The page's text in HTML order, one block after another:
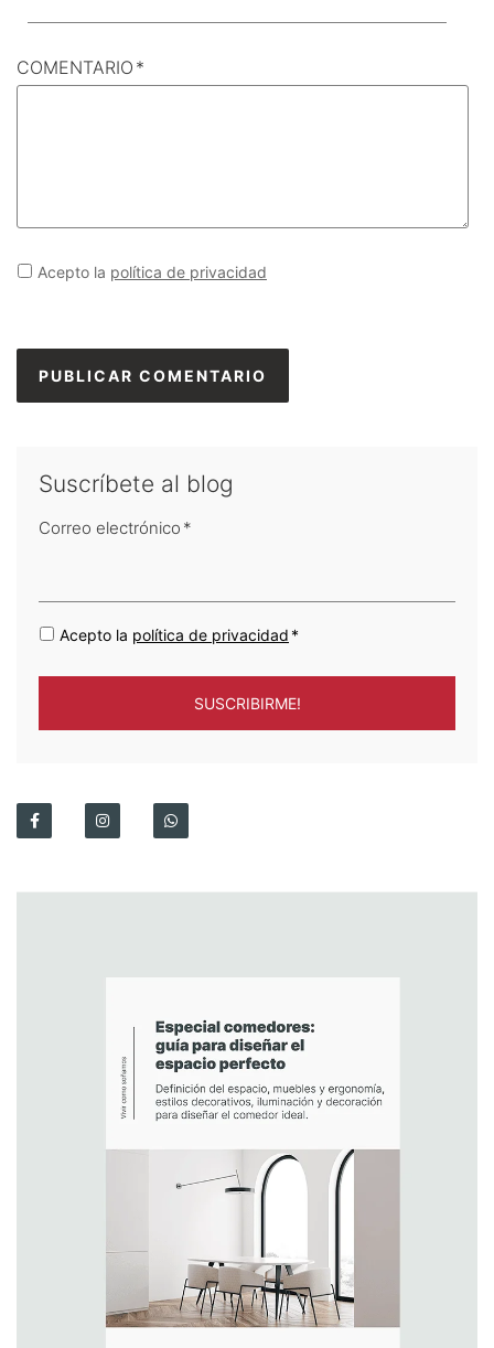
COMENTARIO *
Acepto la política de privacidad
Suscríbete al blog
Correo electrónico *
Acepto la política de privacidad *